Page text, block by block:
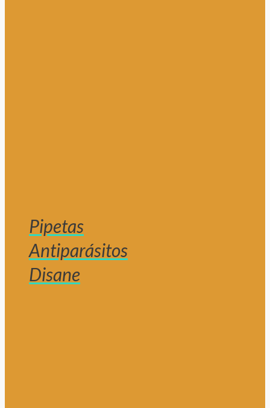
Pipetas
Antiparásitos
Disane